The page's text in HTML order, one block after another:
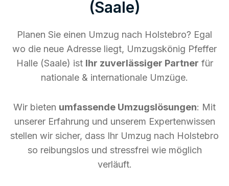
(Saale)
Planen Sie einen Umzug nach Holstebro? Egal
wo die neue Adresse liegt, Umzugskönig Pfeffer
Halle (Saale) ist Ihr zuverlässiger Partner für
nationale & internationale Umzüge.
Wir bieten umfassende Umzugslösungen: Mit
unserer Erfahrung und unserem Expertenwissen
stellen wir sicher, dass Ihr Umzug nach Holstebro
so reibungslos und stressfrei wie möglich
verläuft.